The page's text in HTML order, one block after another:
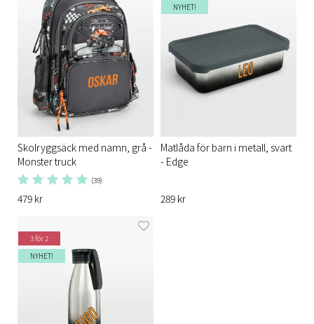
Skolryggsäck med namn, grå -
Monster truck
(39)
479 kr
NYHET!
Matlåda för barn i metall, svart
- Edge
289 kr
3 för 2
NYHET!